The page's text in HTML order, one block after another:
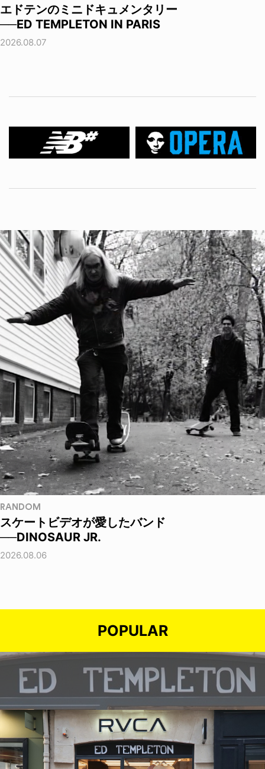
エドテンのミニドキュメンタリー
──ED TEMPLETON IN PARIS
2026.08.07
RANDOM
スケートビデオが愛したバンド
──DINOSAUR JR.
2026.08.06
POPULAR